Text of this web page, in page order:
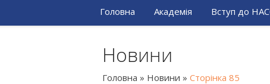
Головна Академія Вступ до
Новини
Головна » Новини » Сторінка 85